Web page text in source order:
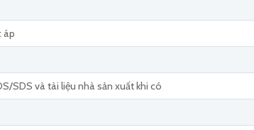
áp
SDS và tài liệu nhà sản xuất khi có